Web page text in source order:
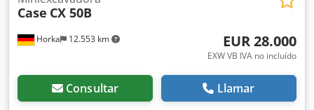
Horka 12.553 km
Case CX 50B
EUR 28.000
EXW VB IVA no incluído
Consultar Llamar